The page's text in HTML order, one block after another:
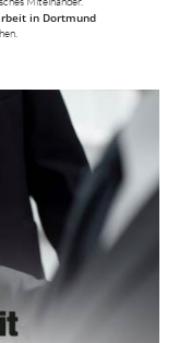
in Dortmund